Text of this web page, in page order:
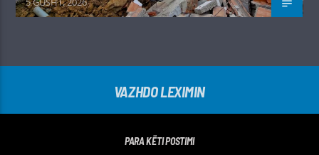
VAZHDO LEXIMIN
PARA KËTI POSTIMI